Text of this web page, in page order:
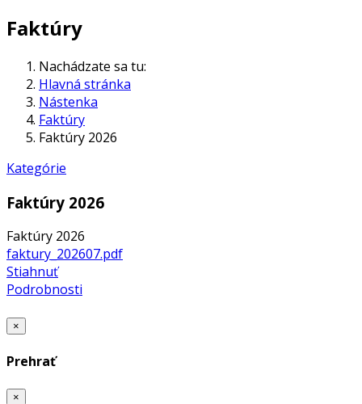
Faktúry
Nachádzate sa tu:
Hlavná stránka
Nástenka
Faktúry
Faktúry 2026
Kategórie
Faktúry 2026
Faktúry 2026
faktury_202607.pdf
Stiahnuť
Podrobnosti
×
Prehrať
×